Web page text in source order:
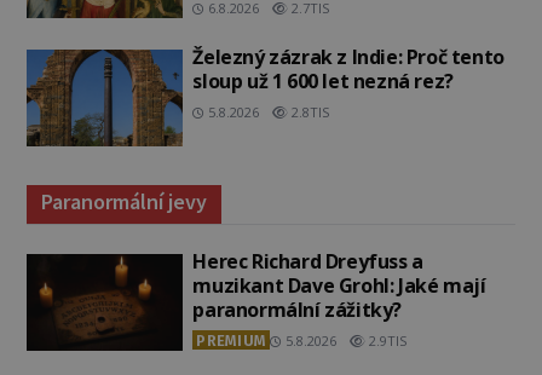
6.8.2026 2.7TIS
Železný zázrak z Indie: Proč tento
sloup už 1 600 let nezná rez?
5.8.2026 2.8TIS
Paranormální jevy
Herec Richard Dreyfuss a
muzikant Dave Grohl: Jaké mají
paranormální zážitky?
PREMIUM 5.8.2026 2.9TIS